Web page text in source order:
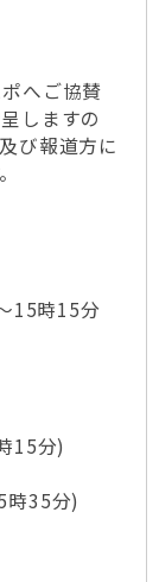
へご協賛
しますの
び報道方に
15時15分
15分)
時35分)